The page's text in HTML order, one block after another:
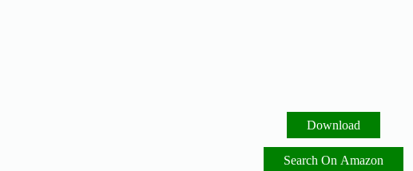
Download
Search On Amazon